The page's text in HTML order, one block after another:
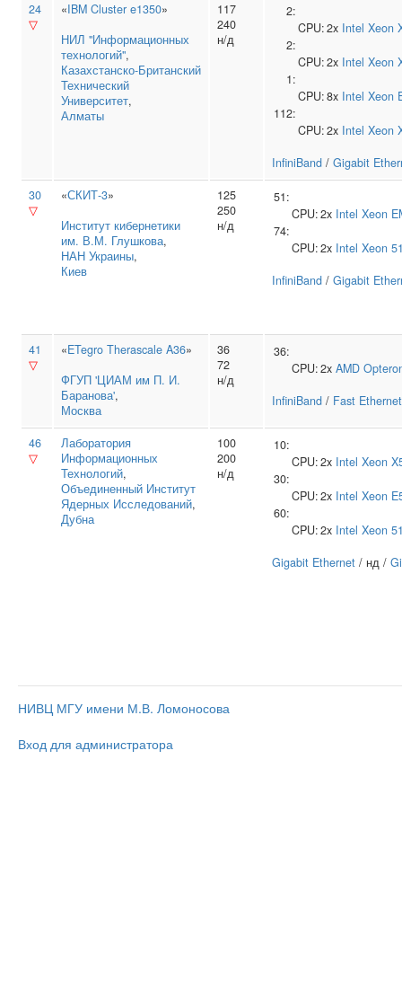
24
▽
«IBM Cluster e1350»
НИЛ "Информационных
технологий",
Казахстанско‑Британский
Технический
Университет,
Алматы
117
240
н/д
2:
CPU:2x Intel Xeon
2:
CPU:2x Intel Xeon
1:
CPU:8x Intel Xeon
112:
CPU:2x Intel Xeon
InfiniBand / Gigabit
30
▽
«СКИТ-3»
Институт кибернетики
им. В.М. Глушкова,
НАН Украины,
Киев
125
250
н/д
51:
CPU:2x Intel Xeon
74:
CPU:2x Intel Xeon
InfiniBand / Gigabit
41
▽
«ETegro Therascale A36»
ФГУП 'ЦИАМ им П. И.
Баранова',
Москва
36
72
н/д
36:
CPU:2x AMD
InfiniBand / Fast Ethernet
46
▽
Лаборатория
Информационных
Технологий,
Объединенный Институт
Ядерных Исследований,
Дубна
100
200
н/д
10:
CPU:2x Intel Xeon
30:
CPU:2x Intel Xeon
60:
CPU:2x Intel Xeon
Gigabit Ethernet / нд /
НИВЦ МГУ имени М.В. Ломоносова
Вход для администратора